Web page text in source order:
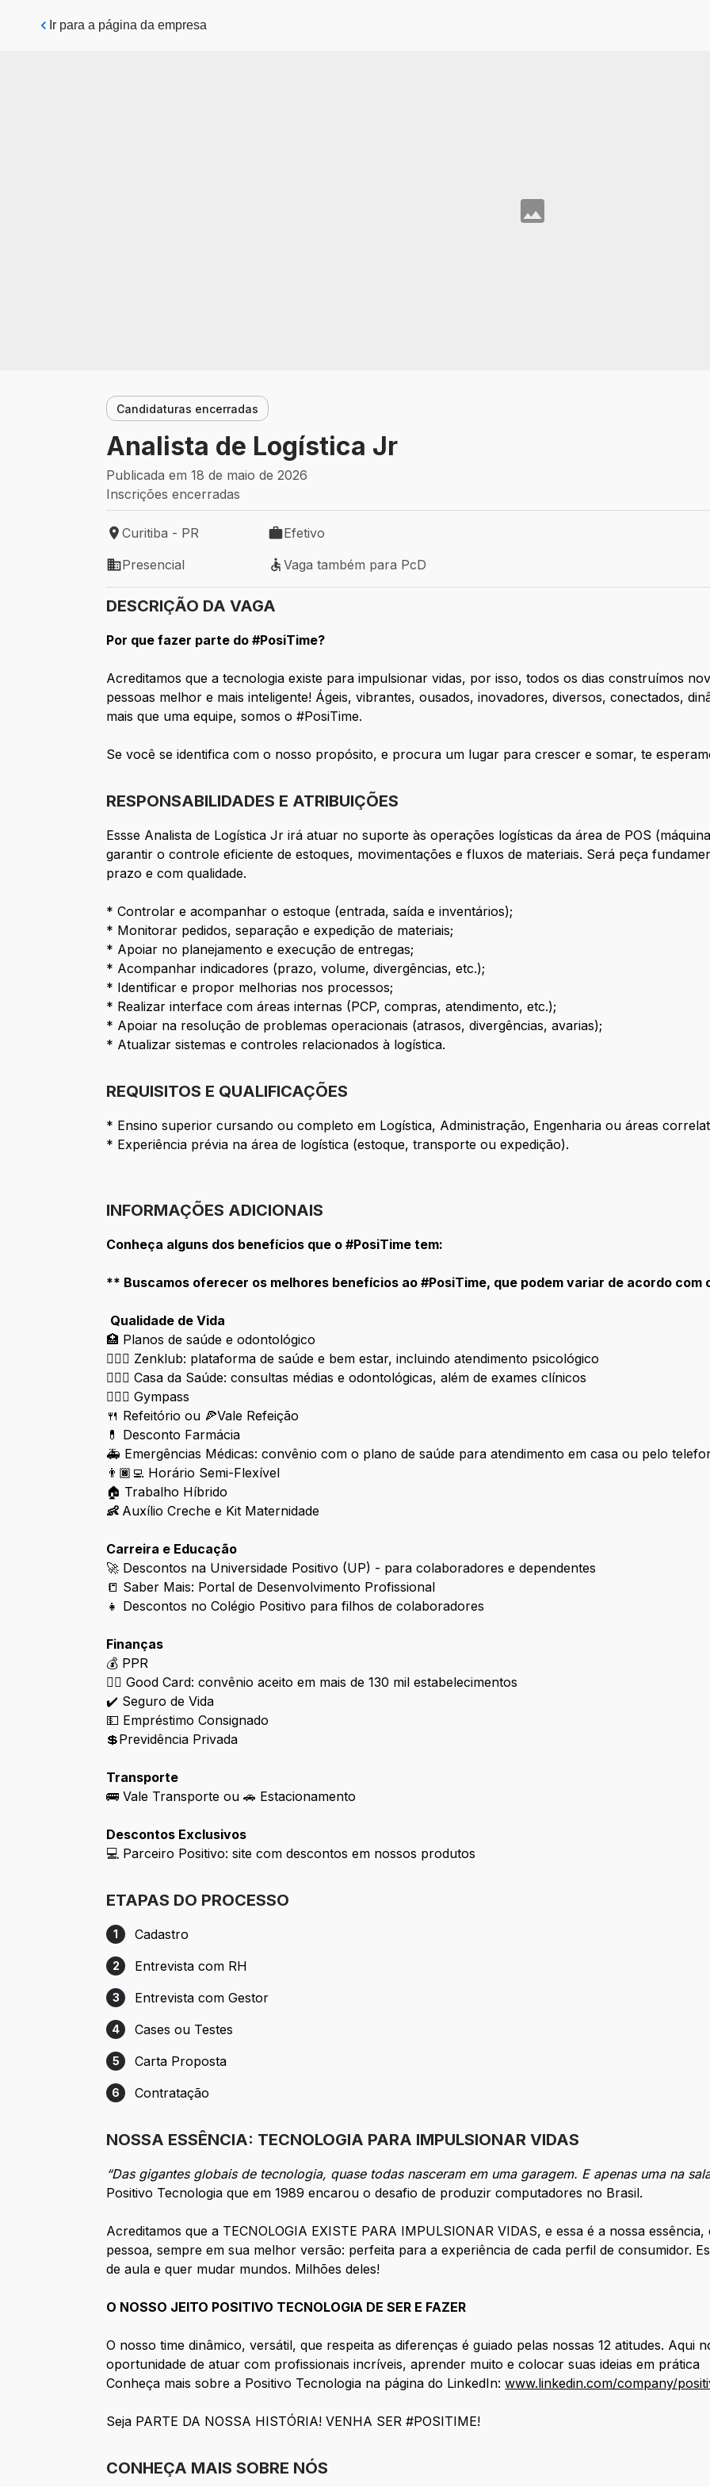
Pular para o conteúdo principal
Ir para a página da empresa
Candidaturas encerradas
Analista de Logística Jr
Publicada em 18 de maio de 2026
Inscrições encerradas
Local de trabalho: Curitiba - PR
Curitiba - PR
Tipo de vaga: Efetivo
Efetivo
Modelo de trabalho: Presencial
Presencial
Vaga também para PcD
Vaga também para PcD
DESCRIÇÃO DA VAGA
Por que fazer parte do #PosiTime?
Acreditamos que a tecnologia existe para impulsionar vidas, por isso, todos os dias construímos
pessoas melhor e mais inteligente! Ágeis, vibrantes, ousados, inovadores, diversos, conectados,
mais que uma equipe, somos o #PosiTime.
Se você se identifica com o nosso propósito, e procura um lugar para crescer e somar, te
RESPONSABILIDADES E ATRIBUIÇÕES
Essse Analista de Logística Jr irá atuar no suporte às operações logísticas da área de POS
garantir o controle eficiente de estoques, movimentações e fluxos de materiais. Será peça
prazo e com qualidade.
* Controlar e acompanhar o estoque (entrada, saída e inventários);
* Monitorar pedidos, separação e expedição de materiais;
* Apoiar no planejamento e execução de entregas;
* Acompanhar indicadores (prazo, volume, divergências, etc.);
* Identificar e propor melhorias nos processos;
* Realizar interface com áreas internas (PCP, compras, atendimento, etc.);
* Apoiar na resolução de problemas operacionais (atrasos, divergências, avarias);
* Atualizar sistemas e controles relacionados à logística.
REQUISITOS E QUALIFICAÇÕES
* Ensino superior cursando ou completo em Logística, Administração, Engenharia ou áreas
* Experiência prévia na área de logística (estoque, transporte ou expedição).
INFORMAÇÕES ADICIONAIS
Conheça alguns dos benefícios que o #PosiTime tem:
​** Buscamos oferecer os melhores benefícios ao #PosiTime, que podem variar de acordo
Qualidade de Vida
🏥 Planos de saúde e odontológico
🧘🏿‍♀️ Zenklub: plataforma de saúde e bem estar, incluindo atendimento psicológico
🧑🏿‍⚕️Casa da Saúde: consultas médias e odontológicas, além de exames clínicos
🏋🏿‍♀️Gympass
🍴 Refeitório ou 🍕Vale Refeição
💊 Desconto Farmácia
🚑 Emergências Médicas: convênio com o plano de saúde para atendimento em casa ou pelo
👨🏿‍💻 Horário Semi-Flexível
🏠 Trabalho Híbrido
👶 Auxílio Creche e Kit Maternidade
Carreira e Educação
🚀 Descontos na Universidade Positivo (UP) - para colaboradores e dependentes
📒 Saber Mais: Portal de Desenvolvimento Profissional
👧 Descontos no Colégio Positivo para filhos de colaboradores
Finanças
💰 PPR
👉🏻Good Card: convênio aceito em mais de 130 mil estabelecimentos
✔️ Seguro de Vida
💵 Empréstimo Consignado
💲Previdência Privada
Transporte
🚌 Vale Transporte ou 🚗 Estacionamento
Descontos Exclusivos
💻 Parceiro Positivo: site com descontos em nossos produtos
ETAPAS DO PROCESSO
Etapa 1: Cadastro
1 Cadastro
Etapa 2: Entrevista com RH
2 Entrevista com RH
Etapa 3: Entrevista com Gestor
3 Entrevista com Gestor
Etapa 4: Cases ou Testes
4 Cases ou Testes
Etapa 5: Carta Proposta
5 Carta Proposta
Etapa 6: Contratação
6 Contratação
NOSSA ESSÊNCIA: TECNOLOGIA PARA IMPULSIONAR VIDAS
“Das gigantes globais de tecnologia, quase todas nasceram em uma garagem. E apenas uma na
Positivo Tecnologia que em 1989 encarou o desafio de produzir computadores no Brasil.
Acreditamos que a TECNOLOGIA EXISTE PARA IMPULSIONAR VIDAS, e essa é a nossa
pessoa, sempre em sua melhor versão: perfeita para a experiência de cada perfil de consumidor.
de aula e quer mudar mundos. Milhões deles!
O NOSSO JEITO POSITIVO TECNOLOGIA DE SER E FAZER
O nosso time dinâmico, versátil, que respeita as diferenças é guiado pelas nossas 12 atitudes. Aqui
oportunidade de atuar com profissionais incríveis, aprender muito e colocar suas ideias em prática
Conheça mais sobre a Positivo Tecnologia na página do LinkedIn:www.linkedin.com/company/
Seja PARTE DA NOSSA HISTÓRIA! VENHA SER #POSITIME!
CONHEÇA MAIS SOBRE NÓS